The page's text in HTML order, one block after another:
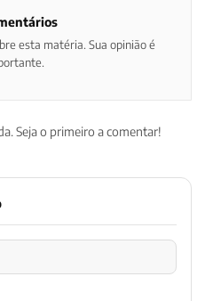
esta matéria. Sua opinião é
Seja o primeiro a comentar!